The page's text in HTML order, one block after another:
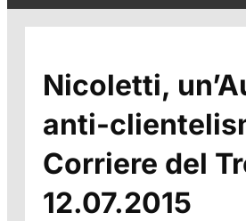
Nicoletti,
anti-
Corriere del
12.07.2015